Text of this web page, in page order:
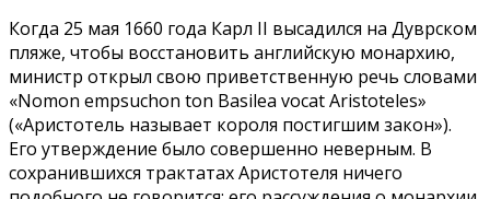
Когда 25 мая 1660 года Карл II высадился на Дуврском
пляже, чтобы восстановить английскую монархию,
министр открыл свою приветственную речь словами
«Nomon empsuchon ton Basilea vocat Aristoteles»
(«Аристотель называет короля постигшим закон»).
Его утверждение было совершенно неверным. В
сохранившихся трактатах Аристотеля ничего